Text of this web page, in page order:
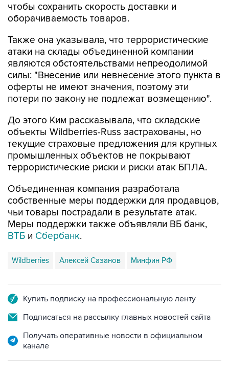
чтобы сохранить скорость доставки и
оборачиваемость товаров.
Также она указывала, что террористические
атаки на склады объединенной компании
являются обстоятельствами непреодолимой
силы: "Внесение или невнесение этого пункта в
оферты не имеют значения, поэтому эти
потери по закону не подлежат возмещению".
До этого Ким рассказывала, что складские
объекты Wildberries-Russ застрахованы, но
текущие страховые предложения для крупных
промышленных объектов не покрывают
террористические риски и риски атак БПЛА.
Объединенная компания разработала
собственные меры поддержки для продавцов,
чьи товары пострадали в результате атак.
Меры поддержки также объявляли ВБ банк,
ВТБ и Сбербанк.
Wildberries Алексей Сазанов Минфин РФ
Купить подписку на профессиональную ленту
Подписаться на рассылку главных новостей сайта
Получать оперативные новости в официальном
канале